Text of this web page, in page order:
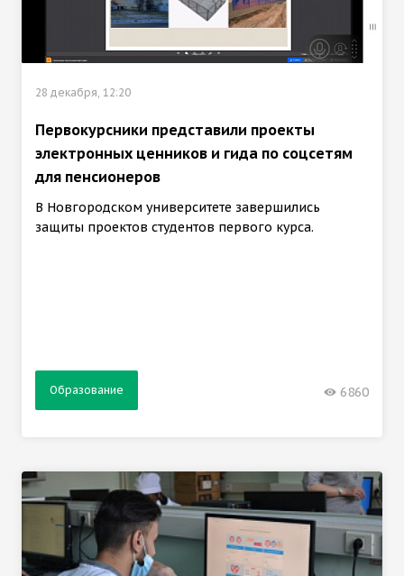
28 декабря, 12:20
Первокурсники представили проекты
электронных ценников и гида по соцсетям
для пенсионеров
В Новгородском университете завершились
защиты проектов студентов первого курса.
Образование 6860